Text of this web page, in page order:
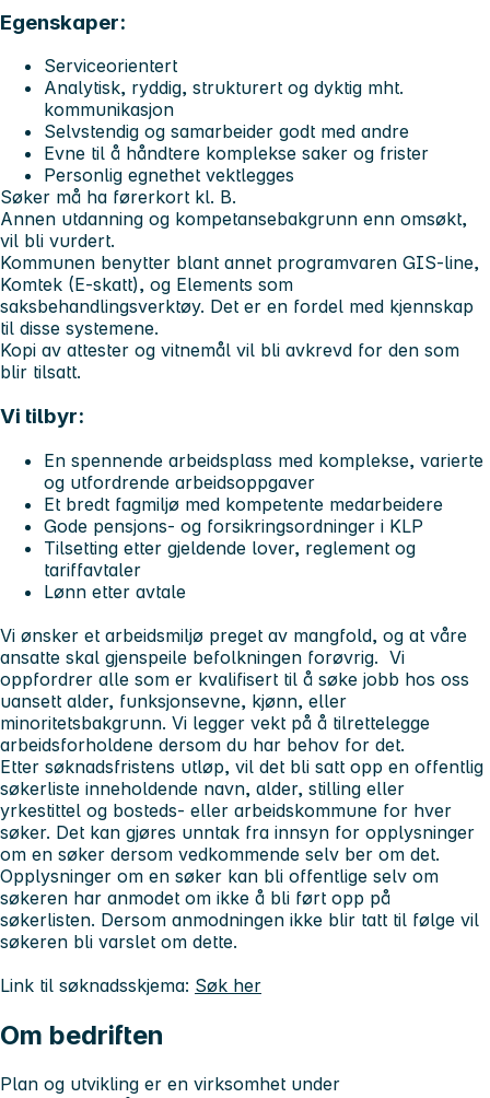
Egenskaper:
Serviceorientert
Analytisk, ryddig, strukturert og dyktig mht.
kommunikasjon
Selvstendig og samarbeider godt med andre
Evne til å håndtere komplekse saker og frister
Personlig egnethet vektlegges
Søker må ha førerkort kl. B.
Annen utdanning og kompetansebakgrunn enn omsøkt,
vil bli vurdert.
Kommunen benytter blant annet programvaren GIS-line,
Komtek (E-skatt), og Elements som
saksbehandlingsverktøy. Det er en fordel med kjennskap
til disse systemene.
Kopi av attester og vitnemål vil bli avkrevd for den som
blir tilsatt.
Vi tilbyr:
En spennende arbeidsplass med komplekse, varierte
og utfordrende arbeidsoppgaver
Et bredt fagmiljø med kompetente medarbeidere
Gode pensjons- og forsikringsordninger i KLP
Tilsetting etter gjeldende lover, reglement og
tariffavtaler
Lønn etter avtale
Vi ønsker et arbeidsmiljø preget av mangfold, og at våre
ansatte skal gjenspeile befolkningen forøvrig. Vi
oppfordrer alle som er kvalifisert til å søke jobb hos oss
uansett alder, funksjonsevne, kjønn, eller
minoritetsbakgrunn. Vi legger vekt på å tilrettelegge
arbeidsforholdene dersom du har behov for det.
Etter søknadsfristens utløp, vil det bli satt opp en offentlig
søkerliste inneholdende navn, alder, stilling eller
yrkestittel og bosteds- eller arbeidskommune for hver
søker. Det kan gjøres unntak fra innsyn for opplysninger
om en søker dersom vedkommende selv ber om det.
Opplysninger om en søker kan bli offentlige selv om
søkeren har anmodet om ikke å bli ført opp på
søkerlisten. Dersom anmodningen ikke blir tatt til følge vil
søkeren bli varslet om dette.
Link til søknadsskjema: Søk her
Om bedriften
Plan og utvikling er en virksomhet under